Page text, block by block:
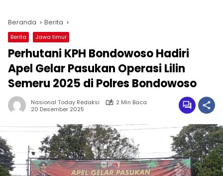
Beranda Berita
Berita Jawa timur
Perhutani KPH Bondowoso Hadiri
Apel Gelar Pasukan Operasi Lilin
Semeru 2025 di Polres Bondowoso
Nasional Today Redaksi
2 Min Baca
20 Desember 2025